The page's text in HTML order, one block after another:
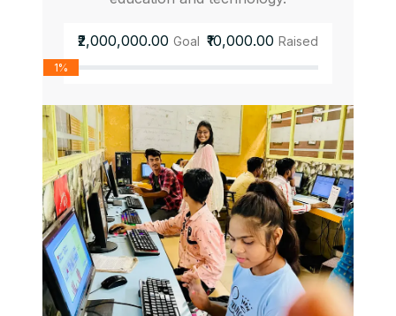
₹2,000,000.00 Goal ₹10,000.00 Raised
1%